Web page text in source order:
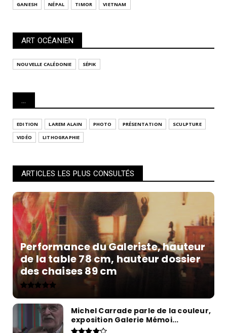
GANESH NÉPAL TIMOR VIETNAM
ART OCÉANIEN
NOUVELLE CALÉDONIE SÉPIK
...
EDITION LAREM ALAIN PHOTO PRÉSENTATION
SCULPTURE
VIDÉO
LITHOGRAPHIE
ARTICLES LES PLUS CONSULTÉS
Performance du Galeriste, hauteur
de la table 78 cm, hauteur dossier
des chaises 89 cm
Michel Carrade parle de la couleur,
exposition Galerie Mémoi...